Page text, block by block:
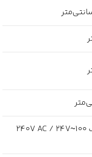
سوئیچینگ 100~240V AC / 24V